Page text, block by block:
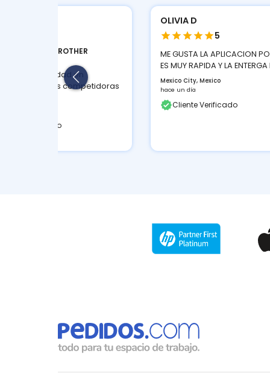
BROTHER
en velocidad en
a sus competidoras
Verificado
OLIVIA D
5
ME GUSTA LA APLICACION
ES MUY RAPIDA Y LA ENTERGA
Mexico City, Mexico
hace un día
Cliente Verificado